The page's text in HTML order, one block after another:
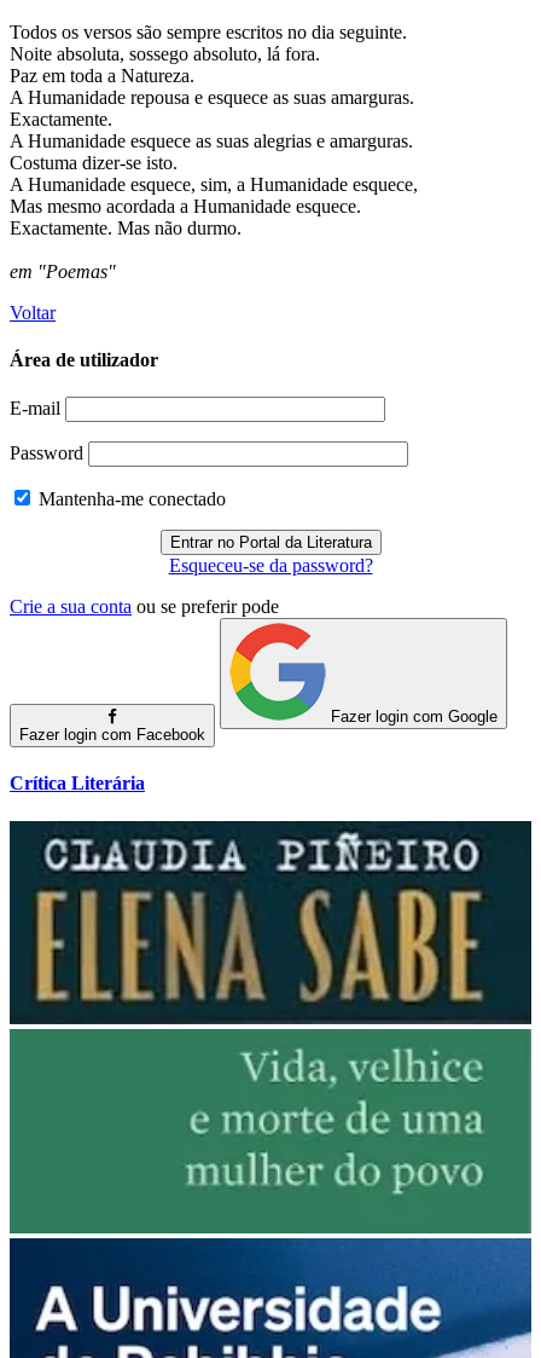
Todos os versos são sempre escritos no dia seguinte.
Noite absoluta, sossego absoluto, lá fora.
Paz em toda a Natureza.
A Humanidade repousa e esquece as suas amarguras.
Exactamente.
A Humanidade esquece as suas alegrias e amarguras.
Costuma dizer-se isto.
A Humanidade esquece, sim, a Humanidade esquece,
Mas mesmo acordada a Humanidade esquece.
Exactamente. Mas não durmo.
em "Poemas"
Voltar
Área de utilizador
E-mail
Password
Mantenha-me conectado
Esqueceu-se da password?
Crie a sua conta ou se preferir pode
Fazer login com Facebook
Fazer login com Google
Crítica Literária